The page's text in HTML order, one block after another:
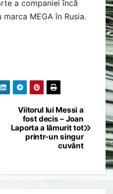
a companiei încă
MEGA în Rusia.
Viitorul lui Messi a
fost decis – Joan
Laporta a lămurit tot
printr-un singur
cuvânt